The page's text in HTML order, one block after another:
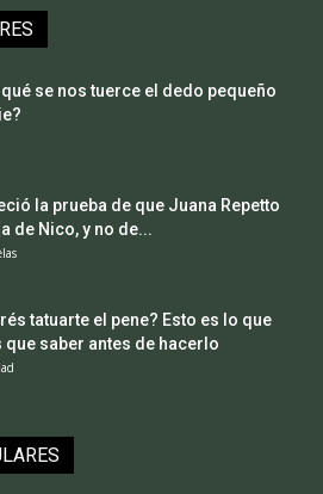
se nos tuerce el dedo pequeño
la prueba de que Juana Repetto
de Nico, y no de...
tatuarte el pene? Esto es lo que
que saber antes de hacerlo